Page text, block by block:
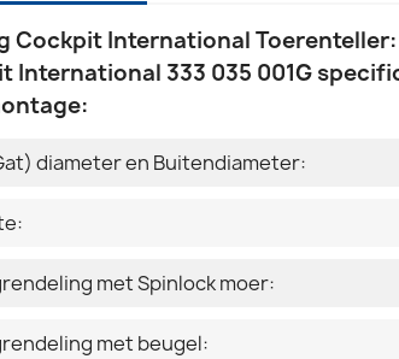
Cockpit International Toerenteller:
International 333 035 001G
diameter en Buitendiameter:
met Spinlock moer:
met beugel: